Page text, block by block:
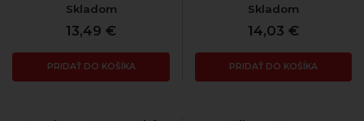
Skladom
13,49 €
PRIDAŤ DO KOŠÍKA
Skladom
14,03 €
PRIDAŤ DO KOŠÍKA